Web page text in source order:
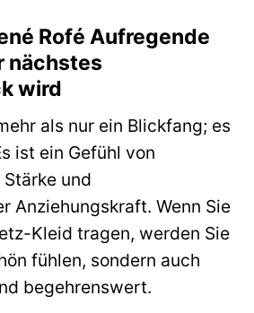
Rofé Aufregende
nächstes
wird
als nur ein Blickfang; es
ist ein Gefühl von
und
Anziehungskraft. Wenn Sie
Kleid tragen, werden Sie
fühlen, sondern auch
begehrenswert.